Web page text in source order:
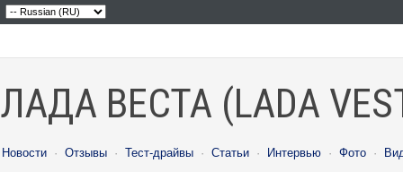
ЛАДА ВЕСТА (LADA
Новости · Отзывы · Тест-драйвы · Статьи · Интервью · Фото ·